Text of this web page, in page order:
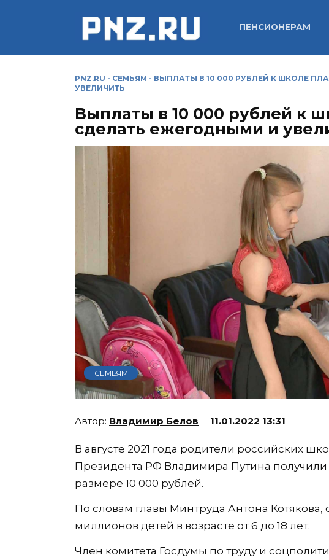
ПЕНСИОНЕРАМ
PNZ.RU - СЕМЬЯМ - ВЫПЛАТЫ В 10 000 РУБЛЕЙ К ШКОЛЕ
УВЕЛИЧИТЬ
Выплаты в 10 000 рублей к
сделать ежегодными и
СЕМЬЯМ
Владимир Белов 11.01.2022 13:31
В августе 2021 года родители российских
Президента РФ Владимира Путина
размере 10 000 рублей.
По словам главы Минтруда Антона Котякова,
миллионов детей в возрасте от 6 до 18 лет.
Член комитета Госдумы по труду и